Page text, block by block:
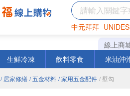
中元拜拜
巧克力 衛生紙
線上商
生鮮冷凍 飲料零食 米油沖
/ 居家修繕 / 五金材料 / 家用五金配件 / 壁勾